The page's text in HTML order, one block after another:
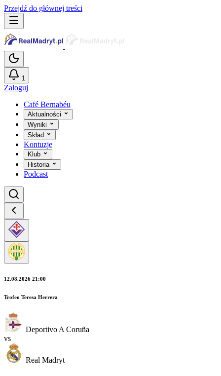
Przejdź do głównej treści
1
Zaloguj
Café Bernabéu
Aktualności
Wyniki
Skład
Kontuzje
Klub
Historia
Podcast
12.08.2026 21:00
Trofeo Teresa Herrera
Deportivo A Coruña
vs
Real Madryt